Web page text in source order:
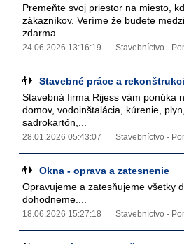
Premeňte svoj priestor na miesto,
zákazníkov. Veríme že budete
zdarma....
24.06.2026 13:16:19 Stavebníctvo -
Stavebné práce a
Stavebná firma Rijess vám ponúka
domov, vodoinštalácia, kúrenie,
sadrokartón,...
28.01.2026 05:43:07 Stavebníctvo -
Okna - oprava a zatesnenie
Opravujeme a zatesňujeme všetky
dohodneme....
18.06.2026 15:27:18 Stavebníctvo -